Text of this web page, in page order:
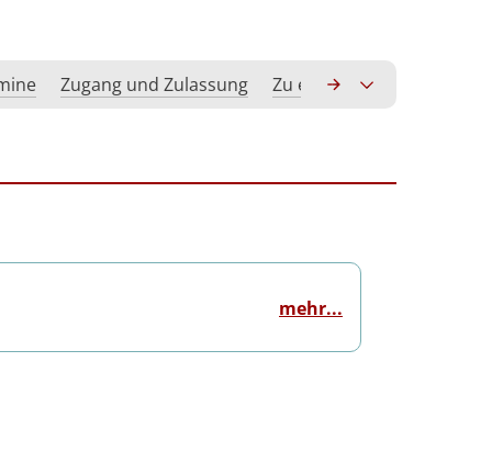
Zugang und Zulassung Zu erwerbende
mehr...